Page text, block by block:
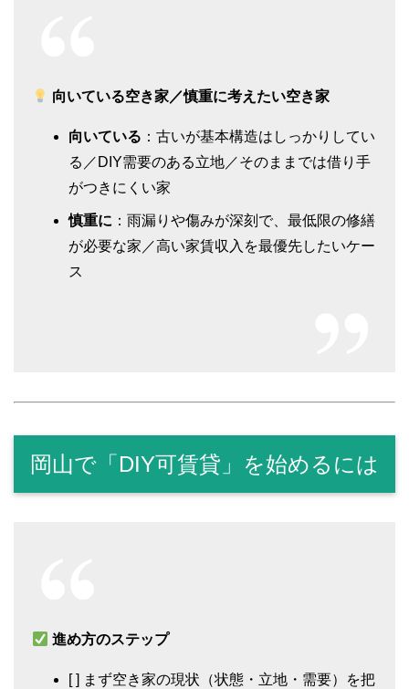
向いている空き家／慎重に考えたい空き家
向いている ：古いが基本構造はしっかりしてい
る／DIY需要のある立地／そのままでは借り手
がつきにくい家
慎重に ：雨漏りや傷みが深刻で、最低限の修繕
が必要な家／高い家賃収入を最優先したいケー
ス
岡山で「DIY可賃貸」を始めるには
進め方のステップ
[ ] まず空き家の現状（状態・立地・需要）を把